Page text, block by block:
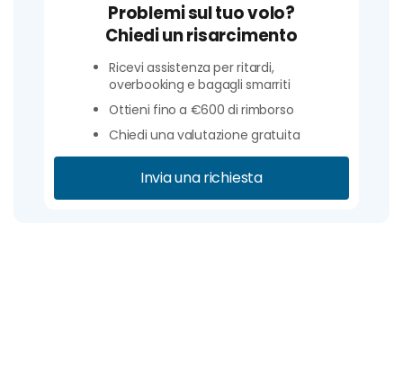
Problemi sul tuo volo?
Chiedi un risarcimento
Ricevi assistenza per ritardi,
overbooking e bagagli smarriti
Ottieni fino a €600 di rimborso
Chiedi una valutazione gratuita
Invia una richiesta